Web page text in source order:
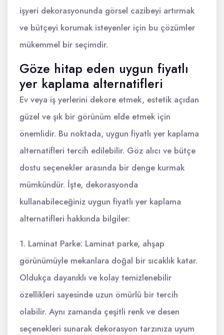
işyeri dekorasyonunda görsel cazibeyi artırmak
ve bütçeyi korumak isteyenler için bu çözümler
mükemmel bir seçimdir.
Göze hitap eden uygun fiyatlı
yer kaplama alternatifleri
Ev veya iş yerlerini dekore etmek, estetik açıdan
güzel ve şık bir görünüm elde etmek için
önemlidir. Bu noktada, uygun fiyatlı yer kaplama
alternatifleri tercih edilebilir. Göz alıcı ve bütçe
dostu seçenekler arasında bir denge kurmak
mümkündür. İşte, dekorasyonda
kullanabileceğiniz uygun fiyatlı yer kaplama
alternatifleri hakkında bilgiler:
1. Laminat Parke: Laminat parke, ahşap
görünümüyle mekanlara doğal bir sıcaklık katar.
Oldukça dayanıklı ve kolay temizlenebilir
özellikleri sayesinde uzun ömürlü bir tercih
olabilir. Aynı zamanda çeşitli renk ve desen
seçenekleri sunarak dekorasyon tarzınıza uyum